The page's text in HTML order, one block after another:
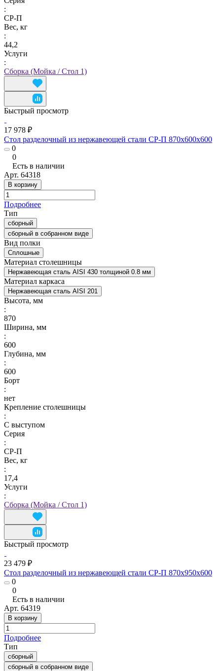
:
СР-П
Вес, кг
:
44,2
Услуги
:
Сборка (Мойка / Стол 1)
Быстрый просмотр
17 978 ₽
Стол разделочный из нержавеющей стали СР-П 870x600x600
0
0
Есть в наличии
Арт. 64318
В корзину
Подробнее
Тип
сборный
сборный в собранном виде
Вид полки
Сплошные
Материал столешницы
Нержавеющая сталь AISI 430 толщиной 0.8 мм
Материал каркаса
Нержавеющая сталь AISI 201
Высота, мм
:
870
Ширина, мм
:
600
Глубина, мм
:
600
Борт
:
нет
Крепление столешницы
:
С выступом
Серия
:
СР-П
Вес, кг
:
17,4
Услуги
:
Сборка (Мойка / Стол 1)
Быстрый просмотр
23 479 ₽
Стол разделочный из нержавеющей стали СР-П 870x950x600
0
0
Есть в наличии
Арт. 64319
В корзину
Подробнее
Тип
сборный
сборный в собранном виде